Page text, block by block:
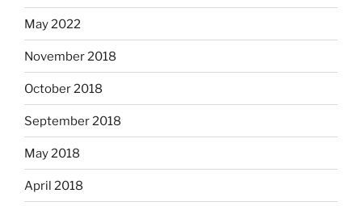
May 2022
November 2018
October 2018
September 2018
May 2018
April 2018